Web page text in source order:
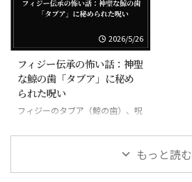
2026/5/26
フィジー伝承の怖い話：神聖
な鯨の歯「タブア」に秘め
られた呪い
フィジーのタブア（鯨の歯）、呪
もっと読む